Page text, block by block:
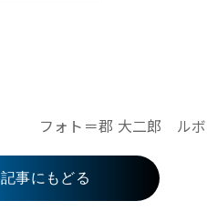
フォト＝郡 大二郎 ル
記事にもどる